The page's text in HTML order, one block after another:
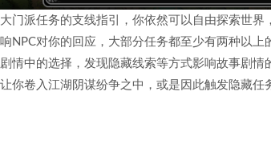
门派任务的支线指引，你依然可以自由探索世
NPC对你的回应，大部分任务都至少有两种以
情中的选择，发现隐藏线索等方式影响故事剧
你卷入江湖阴谋纷争之中，或是因此触发隐藏